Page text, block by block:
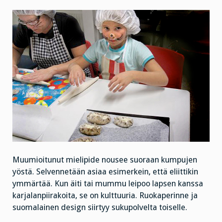
Muumioitunut mielipide nousee suoraan kumpujen
yöstä. Selvennetään asiaa esimerkein, että eliittikin
ymmärtää. Kun äiti tai mummu leipoo lapsen kanssa
karjalanpiirakoita, se on kulttuuria. Ruokaperinne ja
suomalainen design siirtyy sukupolvelta toiselle.